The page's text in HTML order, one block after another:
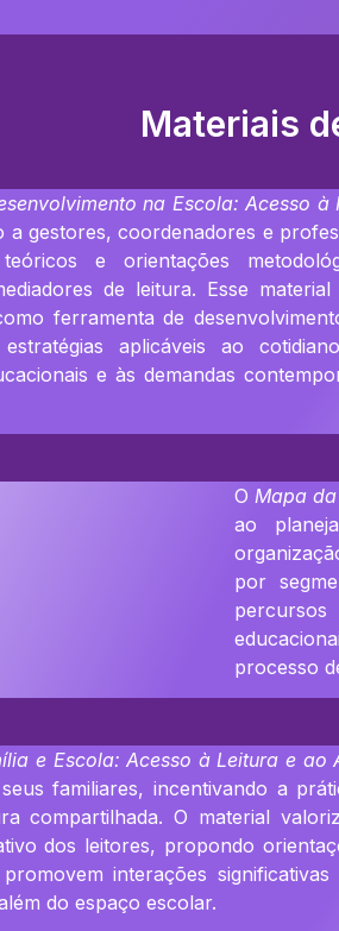
Materiais
na Escola: Acesso à
a gestores, coordenadores e
e orientações
de leitura. Esse
ferramenta de
aplicáveis ao
e às demandas
O Mapa
ao
por
processo
e Escola: Acesso à Leitura e ao
familiares, incentivando a
compartilhada. O material
dos leitores, propondo
interações
do espaço escolar.